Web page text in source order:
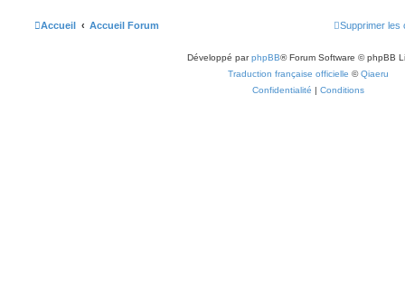
Accueil Accueil Forum Supprimer les
Développé parphpBB® Forum Software © phpBB
Traduction française officielle ©Qiaeru
Confidentialité | Conditions